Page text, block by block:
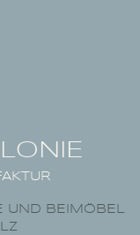
UND BEIMÖBEL